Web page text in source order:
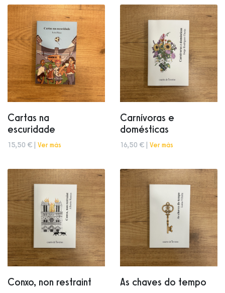
Cartas na
escuridade
15,50 € | Ver más
Carnívoras e
domésticas
16,50 € | Ver más
Conxo, non restraint As chaves do tempo